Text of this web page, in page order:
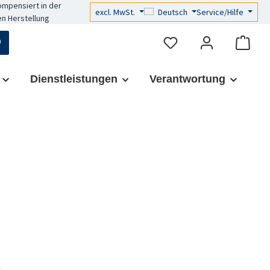
in der
Herstellung
excl. MwSt. Deutsch Service/Hilfe
Dienstleistungen Verantwortung